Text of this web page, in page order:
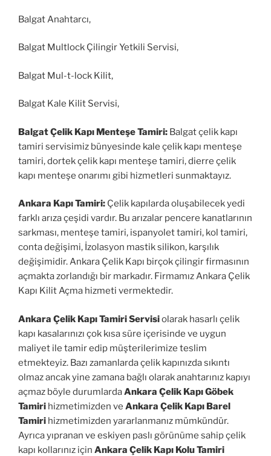
Balgat Anahtarcı,
Balgat Multlock Çilingir Yetkili Servisi,
Balgat Mul-t-lock Kilit,
Balgat Kale Kilit Servisi,
Balgat Çelik Kapı Menteşe Tamiri: Balgat çelik kapı
tamiri servisimiz bünyesinde kale çelik kapı menteşe
tamiri, dortek çelik kapı menteşe tamiri, dierre çelik
kapı menteşe onarımı gibi hizmetleri sunmaktayız.
Ankara Kapı Tamiri: Çelik kapılarda oluşabilecek yedi
farklı arıza çeşidi vardır. Bu arızalar pencere kanatlarının
sarkması, menteşe tamiri, ispanyolet tamiri, kol tamiri,
conta değişimi, İzolasyon mastik silikon, karşılık
değişimidir. Ankara Çelik Kapı birçok çilingir firmasının
açmakta zorlandığı bir markadır. Firmamız Ankara Çelik
Kapı Kilit Açma hizmeti vermektedir.
Ankara Çelik Kapı Tamiri Servisiolarak hasarlı çelik
kapı kasalarınızı çok kısa süre içerisinde ve uygun
maliyet ile tamir edip müşterilerimize teslim
etmekteyiz. Bazı zamanlarda çelik kapınızda sıkıntı
olmaz ancak yine zamana bağlı olarak anahtarınız kapıyı
açmaz böyle durumlardaAnkara Çelik Kapı Göbek
Tamiri hizmetimizden ve Ankara Çelik Kapı Barel
Tamiri hizmetimizden yararlanmanız mümkündür.
Ayrıca yıpranan ve eskiyen paslı görünüme sahip çelik
kapı kollarınız için Ankara Çelik Kapı Kolu Tamiri